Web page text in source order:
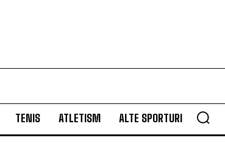
TENIS ATLETISM ALTE SPORTURI